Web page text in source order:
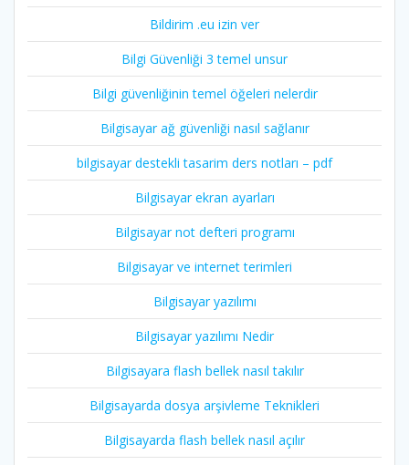
Bildirim .eu izin ver
Bilgi Güvenliği 3 temel unsur
Bilgi güvenliğinin temel öğeleri nelerdir
Bilgisayar ağ güvenliği nasıl sağlanır
bilgisayar destekli tasarim ders notları – pdf
Bilgisayar ekran ayarları
Bilgisayar not defteri programı
Bilgisayar ve internet terimleri
Bilgisayar yazılımı
Bilgisayar yazılımı Nedir
Bilgisayara flash bellek nasıl takılır
Bilgisayarda dosya arşivleme Teknikleri
Bilgisayarda flash bellek nasıl açılır